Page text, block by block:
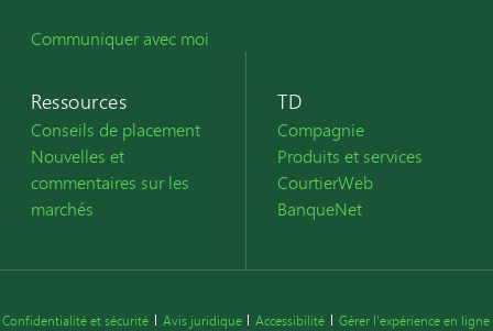
Communiquer avec moi
Ressources
Conseils de placement
Nouvelles et
commentaires sur les
marchés
TD
Compagnie
Produits et services
CourtierWeb
BanqueNet
Confidentialité et sécurité Avis juridique Accessibilité Gérer l'expérience en ligne